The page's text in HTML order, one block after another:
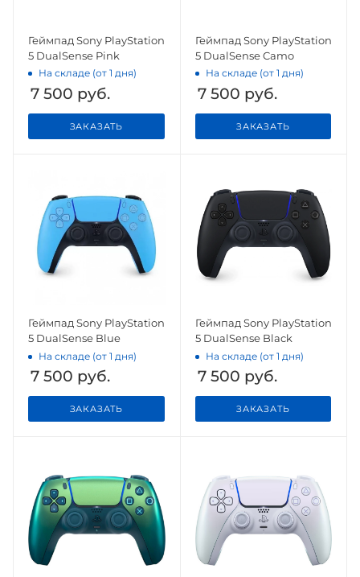
Геймпад Sony PlayStation
5 DualSense Pink
На складе (от 1 дня)
7 500 руб.
ЗАКАЗАТЬ
Геймпад Sony PlayStation
5 DualSense Camo
На складе (от 1 дня)
7 500 руб.
ЗАКАЗАТЬ
Геймпад Sony PlayStation
5 DualSense Blue
На складе (от 1 дня)
7 500 руб.
ЗАКАЗАТЬ
Геймпад Sony PlayStation
5 DualSense Black
На складе (от 1 дня)
7 500 руб.
ЗАКАЗАТЬ